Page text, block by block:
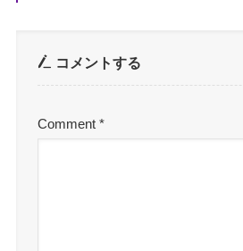
コメントする
Comment*